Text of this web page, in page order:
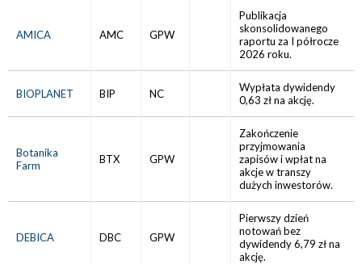
AMICA AMC GPW
Publikacja
skonsolidowanego
raportu za I półrocze
2026 roku.
BIOPLANET BIP NC
Wypłata dywidendy
0,63 zł na akcję.
Botanika
Farm
BTX GPW
Zakończenie
przyjmowania
zapisów i wpłat na
akcje w transzy
dużych inwestorów.
DEBICA DBC GPW
Pierwszy dzień
notowań bez
dywidendy 6,79 zł na
akcję.